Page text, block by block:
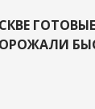
ГОТОВЫЕ